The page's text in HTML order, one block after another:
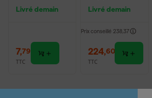
Livré demain
7,79
TTC
et bac
Livré demain
Prix conseillé 238,37
224,60
TTC